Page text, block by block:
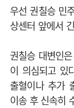
우선 권칠승 민
상센터 앞에서
권칠승 대변인
이 의심되고 있
출혈이나 추가
이송 후 신속히